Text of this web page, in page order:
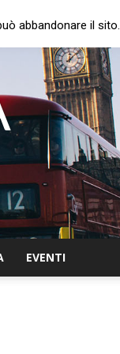
EVENTI
abbandonare il sito.